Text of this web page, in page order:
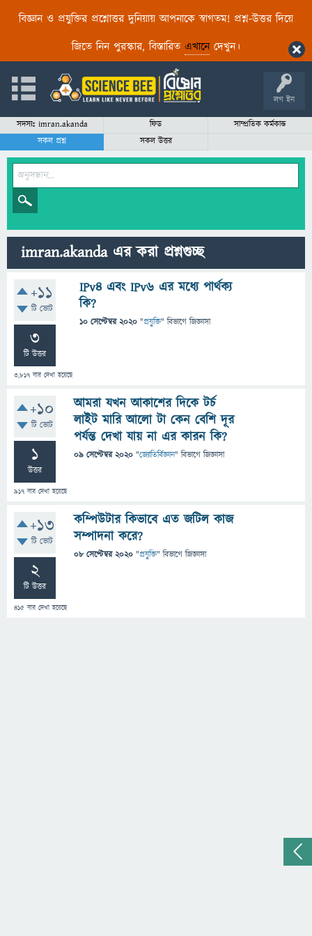
বিজ্ঞান ও প্রযুক্তির প্রশ্নোত্তর দুনিয়ায় আপনাকে স্বাগতম! প্রশ্ন-উত্তর দিয়ে
জিতে নিন পুরস্কার, বিস্তারিত এখানেদেখুন।
লগ ইন
সদস্যঃ imran.akanda ফিড
সাম্প্রতিক কর্মকান্ড
সকল প্রশ্ন
সকল উত্তর
imran.akanda এর করা প্রশ্নগুচ্ছ
+11
টি ভোট
3
টি উত্তর
3,817 বার দেখা হয়েছে
IPv4 এবং IPv6 এর মধ্যে পার্থক্য
কি?
10 সেপ্টেম্বর 2020 "প্রযুক্তি" বিভাগে জিজ্ঞাসা
+10
টি ভোট
1
উত্তর
917 বার দেখা হয়েছে
আমরা যখন আকাশের দিকে টর্চ
লাইট মারি আলো টা কেন বেশি দূর
পর্যন্ত দেখা যায় না এর কারন কি?
09 সেপ্টেম্বর 2020 "জ্যোতির্বিজ্ঞান" বিভাগে জিজ্ঞাসা
+13
টি ভোট
2
টি উত্তর
415 বার দেখা হয়েছে
কম্পিউটার কিভাবে এত জটিল কাজ
সম্পাদনা করে?
08 সেপ্টেম্বর 2020 "প্রযুক্তি" বিভাগে জিজ্ঞাসা